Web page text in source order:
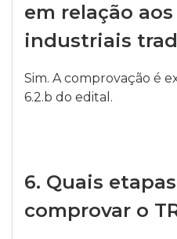
em relação
industriais
Sim. A comprovação é
6.2.b do edital.
6. Quais
comprovar o